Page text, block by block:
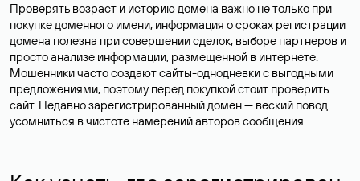
Проверять возраст и историю домена важно не только при
покупке доменного имени, информация о сроках регистрации
домена полезна при совершении сделок, выборе партнеров и
просто анализе информации, размещенной в интернете.
Мошенники часто создают сайты-однодневки с выгодными
предложениями, поэтому перед покупкой стоит проверить
сайт. Недавно зарегистрированный домен — веский повод
усомниться в чистоте намерений авторов сообщения.